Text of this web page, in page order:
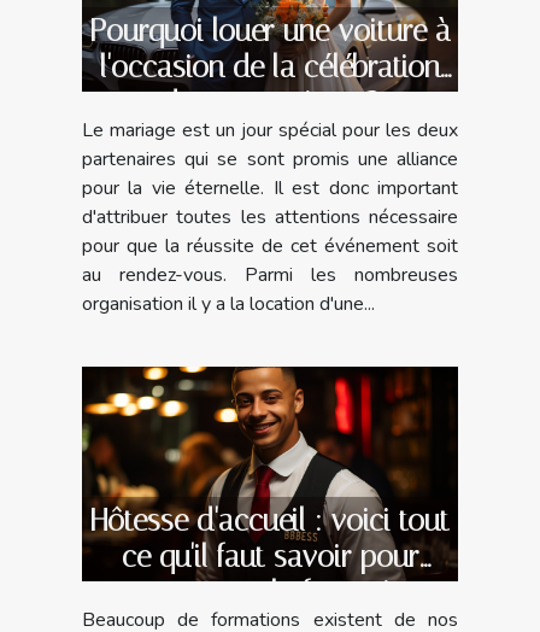
Pourquoi louer une voiture à
l'occasion de la célébration
de son mariage ?
Le mariage est un jour spécial pour les deux
partenaires qui se sont promis une alliance
pour la vie éternelle. Il est donc important
d'attribuer toutes les attentions nécessaire
pour que la réussite de cet événement soit
au rendez-vous. Parmi les nombreuses
organisation il y a la location d'une...
Hôtesse d'accueil : voici tout
ce qu'il faut savoir pour
commencer la formation
Beaucoup de formations existent de nos